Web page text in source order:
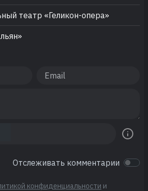
театр «Геликон-опера»
Отслеживать комментарии
конфиденциальности и